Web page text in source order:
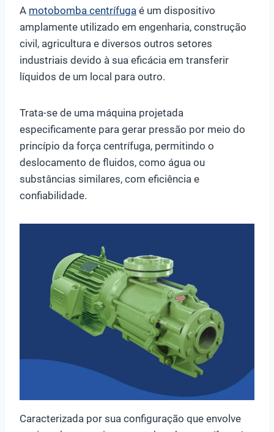
A motobomba centrífuga é um dispositivo
amplamente utilizado em engenharia, construção
civil, agricultura e diversos outros setores
industriais devido à sua eficácia em transferir
líquidos de um local para outro.
Trata-se de uma máquina projetada
especificamente para gerar pressão por meio do
princípio da força centrífuga, permitindo o
deslocamento de fluidos, como água ou
substâncias similares, com eficiência e
confiabilidade.
Caracterizada por sua configuração que envolve